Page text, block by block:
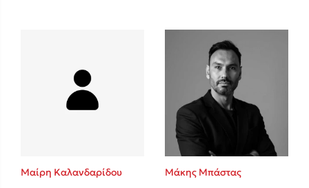
Μαίρη Καλανδαρίδου Μάκης Μπάστας